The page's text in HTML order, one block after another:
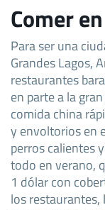
Comer
Para ser una
Grandes Lagos,
restaurantes
en parte a la
comida china
y envoltorios en
perros calientes
todo en verano,
1 dólar con
los restaurantes,